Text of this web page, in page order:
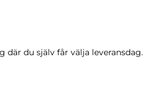
där du själv får välja leveransdag.